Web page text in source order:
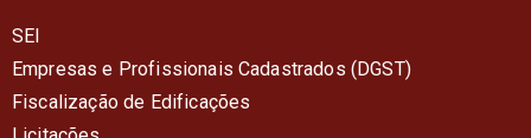
SEI
Empresas e Profissionais Cadastrados (DGST)
Fiscalização de Edificações